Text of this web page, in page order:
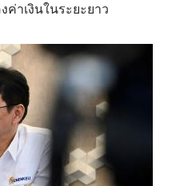
าเงินในระยะยาว